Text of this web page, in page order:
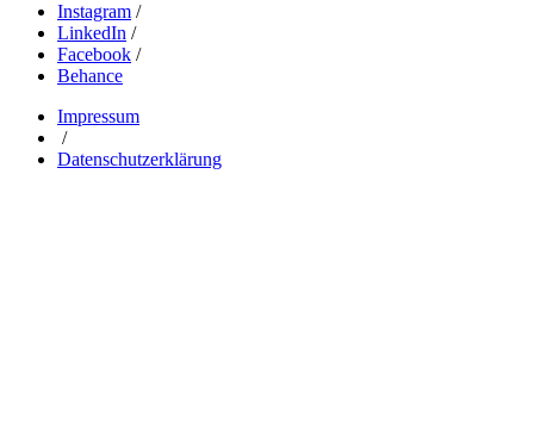
Instagram /
LinkedIn /
Facebook /
Behance
Impressum
/
Datenschutzerklärung